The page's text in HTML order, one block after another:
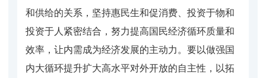
和供给的关系，坚持惠民生和促消费、投资于物和
投资于人紧密结合，努力提高国民经济循环质量和
效率，让内需成为经济发展的主动力。要以做强国
内大循环提升扩大高水平对外开放的自主性，以拓